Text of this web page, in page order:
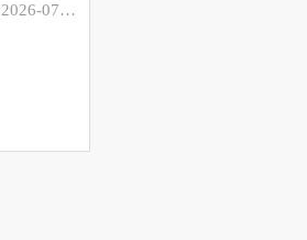
2026-07-13